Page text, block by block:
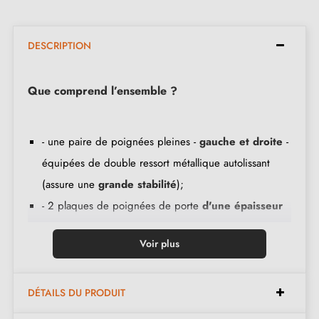
DESCRIPTION
Que comprend l’ensemble ?
- une paire de poignées pleines - gauche et droite -
équipées de double ressort métallique autolissant
(assure une grande stabilité);
- 2 plaques de poignées de porte d'une épaisseur
de 10 mm;
- 2 adaptateurs de montage (ultra fin);
- 2 vis traversants M4; (pour fixer les adaptateurs à la
Voir plus
DÉTAILS DU PRODUIT